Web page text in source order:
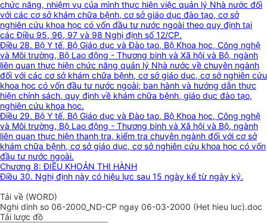
chức năng, nhiệm vụ của mình thực hiện việc quản lý Nhà nước đối
với các cơ sở khám chữa bệnh, cơ sở giáo dục đào tạo, cơ sở
nghiên cứu khoa học có vốn đầu tư nước ngoài theo quy định tại
các Điều 95, 96, 97 và 98 Nghị định số 12/CP.
Điều 28. Bộ Y tế, Bộ Giáo dục và Đào tạo, Bộ Khoa học, Công nghệ
và Môi trường, Bộ Lao động - Thương binh và Xã hội và Bộ, ngành
liên quan thực hiện chức năng quản lý Nhà nước về chuyên ngành
đối với các cơ sở khám chữa bệnh, cơ sở giáo dục, cơ sở nghiên cứu
khoa học có vốn đầu tư nước ngoài; ban hành và hướng dẫn thực
hiện chính sách, quy định về khám chữa bệnh, giáo dục đào tạo,
nghiên cứu khoa học.
Điều 29. Bộ Y tế, Bộ Giáo dục và Đào tạo, Bộ Khoa học, Công nghệ
và Môi trường, Bộ Lao động - Thương binh và Xã hội và Bộ, ngành
liên quan thực hiện thanh tra, kiểm tra chuyên ngành đối với cơ sở
khám chữa bệnh, cơ sở giáo dục, cơ sở nghiên cứu khoa học có vốn
đầu tư nước ngoài.
Chương 8: ĐIỀU KHOẢN THI HÀNH
Điều 30. Nghị định này có hiệu lực sau 15 ngày kể từ ngày ký.
Tải về (WORD)
Nghi dinh so 06-2000_ND-CP ngay 06-03-2000 (Het hieu luc).doc
Tải lược đồ